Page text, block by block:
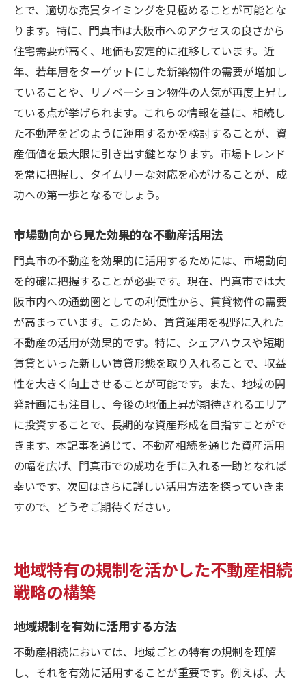
とで、適切な売買タイミングを見極めることが可能とな
ります。特に、門真市は大阪市へのアクセスの良さから
住宅需要が高く、地価も安定的に推移しています。近
年、若年層をターゲットにした新築物件の需要が増加し
ていることや、リノベーション物件の人気が再度上昇し
ている点が挙げられます。これらの情報を基に、相続し
た不動産をどのように運用するかを検討することが、資
産価値を最大限に引き出す鍵となります。市場トレンド
を常に把握し、タイムリーな対応を心がけることが、成
功への第一歩となるでしょう。
市場動向から見た効果的な不動産活用法
門真市の不動産を効果的に活用するためには、市場動向
を的確に把握することが必要です。現在、門真市では大
阪市内への通勤圏としての利便性から、賃貸物件の需要
が高まっています。このため、賃貸運用を視野に入れた
不動産の活用が効果的です。特に、シェアハウスや短期
賃貸といった新しい賃貸形態を取り入れることで、収益
性を大きく向上させることが可能です。また、地域の開
発計画にも注目し、今後の地価上昇が期待されるエリア
に投資することで、長期的な資産形成を目指すことがで
きます。本記事を通じて、不動産相続を通じた資産活用
の幅を広げ、門真市での成功を手に入れる一助となれば
幸いです。次回はさらに詳しい活用方法を探っていきま
すので、どうぞご期待ください。
地域特有の規制を活かした不動産相続
戦略の構築
地域規制を有効に活用する方法
不動産相続においては、地域ごとの特有の規制を理解
し、それを有効に活用することが重要です。例えば、大